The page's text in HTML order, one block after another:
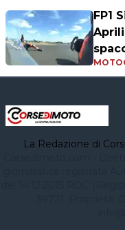
FP1
La Redazione di